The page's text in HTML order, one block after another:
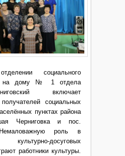
социального
на дому № 1 отдела
включает
социальных
пунктах района
Черниговка и пос.
Немаловажную роль в
культурно-досуговых
работники культуры.